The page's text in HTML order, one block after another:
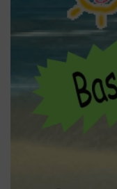
Comment
Branchez les pointes
où vous souhaitez
mesure entre la phase
tension continue,
sur le pôle positif, la
alternative, cela est